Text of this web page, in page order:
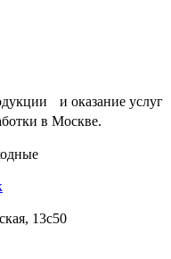
и оказание услуг
в Москве.
13с50